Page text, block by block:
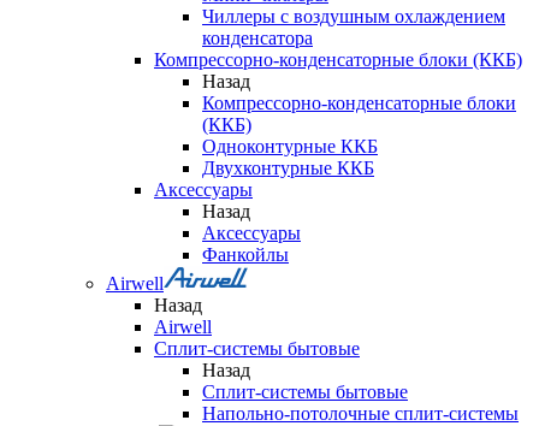
Чиллеры с воздушным охлаждением
конденсатора
Компрессорно-конденсаторные блоки (ККБ)
Назад
Компрессорно-конденсаторные блоки
(ККБ)
Одноконтурные ККБ
Двухконтурные ККБ
Аксессуары
Назад
Аксессуары
Фанкойлы
Airwell
Назад
Airwell
Сплит-системы бытовые
Назад
Сплит-системы бытовые
Напольно-потолочные сплит-системы